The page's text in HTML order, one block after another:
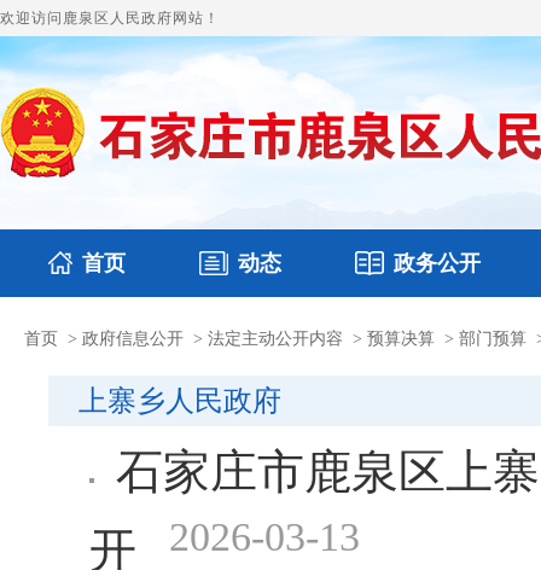
欢迎访问鹿泉区人民政府网站！
首页 动态
国务要闻 鹿泉要闻 图片新闻
政务公开
本区文件 财政预决算
首页 > 政府信息公开 > 法定主动公开内容 > 预算决算 > 部门预算
上寨乡人民政府
石家庄市鹿泉区上
开 2026-03-13